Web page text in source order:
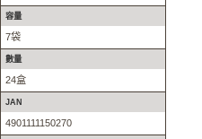
容量
7袋
數量
24盒
JAN
4901111150270